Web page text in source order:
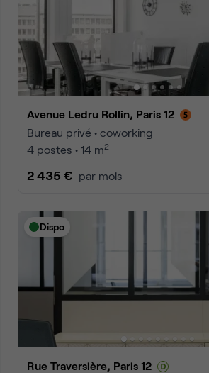
Avenue Ledru Rollin, Paris 12
Bureau privé • coworking
4 postes • 14 m2
2 435 € par mois
Dispo
Rue Traversière, Paris 12